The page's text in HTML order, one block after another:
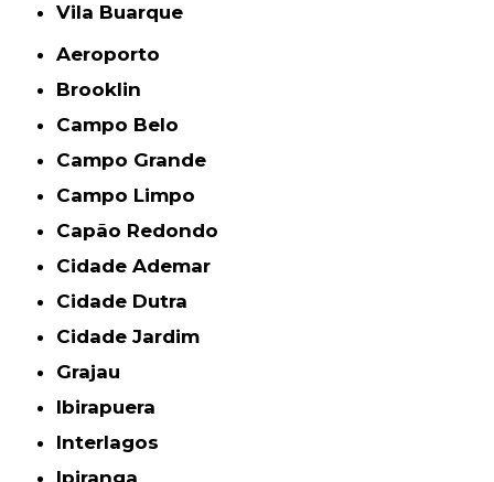
Vila Buarque
Aeroporto
Brooklin
Campo Belo
Campo Grande
Campo Limpo
Capão Redondo
Cidade Ademar
Cidade Dutra
Cidade Jardim
Grajau
Ibirapuera
Interlagos